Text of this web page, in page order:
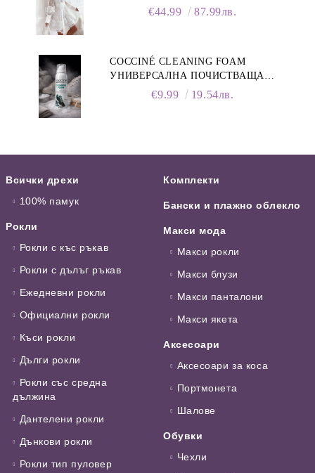
€44.99 87.99лв.
COCCINÉ CLEANING FOAM
УНИВЕРСАЛНА ПОЧИСТВАЩА
ПЯНА ЗА ОБУВКИ, 150 МЛ
€9.99 19.54лв.
Всички дрехи
100% памук
Рокли
Рокли с къс ръкав
Рокли с дълъг ръкав
Ежедневни рокли
Официални рокли
Къси рокли
Дълги рокли
Рокли със средна
дължина
Дантелени рокли
Дънкови рокли
Рокли тип пуловер
Комплекти
Бански и плажно облекло
Макси мода
Макси рокли
Макси блузи
Макси панталони
Макси якета
Аксесоари
Аксесоари за коса
Портмонета
Шалове
Обувки
Чехли